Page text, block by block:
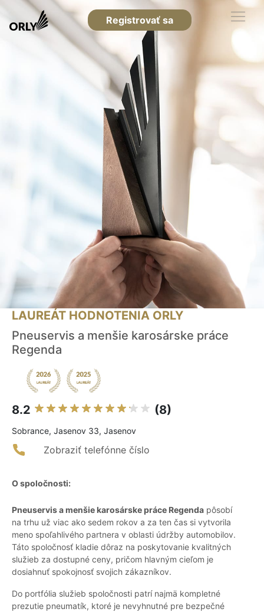
Registrovať sa
LAUREÁT HODNOTENIA ORLY
Pneuservis a menšie karosárske práce
Regenda
8.2 (8)
Sobrance, Jasenov 33, Jasenov
Zobraziť telefónne číslo
O spoločnosti:
Pneuservis a menšie karosárske práce Regenda pôsobí
na trhu už viac ako sedem rokov a za ten čas si vytvorila
meno spoľahlivého partnera v oblasti údržby automobilov.
Táto spoločnosť kladie dôraz na poskytovanie kvalitných
služieb za dostupné ceny, pričom hlavným cieľom je
dosiahnuť spokojnosť svojich zákazníkov.
Do portfólia služieb spoločnosti patrí najmä kompletné
prezutie pneumatík, ktoré je nevyhnutné pre bezpečné